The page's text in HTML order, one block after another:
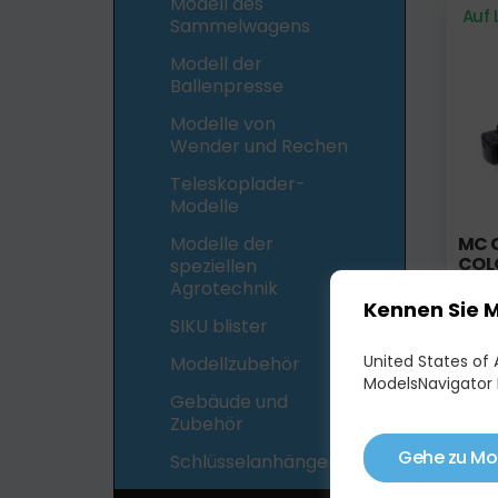
Sammelwagens
Modell der
Ballenpresse
Modelle von
Wender und Rechen
Teleskoplader-
Modelle
Modelle der
speziellen
Agrotechnik
SIKU blister
Modellzubehör
Gebäude und
Zubehör
Schlüsselanhänger
Auf
MC
Auf
Kennen Sie
United States of
ModelsNavigator
Gehe zu